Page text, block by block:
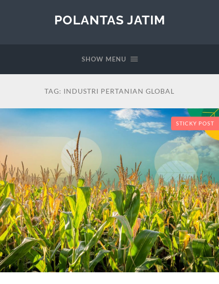
POLANTAS JATIM
SHOW MENU
TAG: INDUSTRI PERTANIAN GLOBAL
STICKY POST